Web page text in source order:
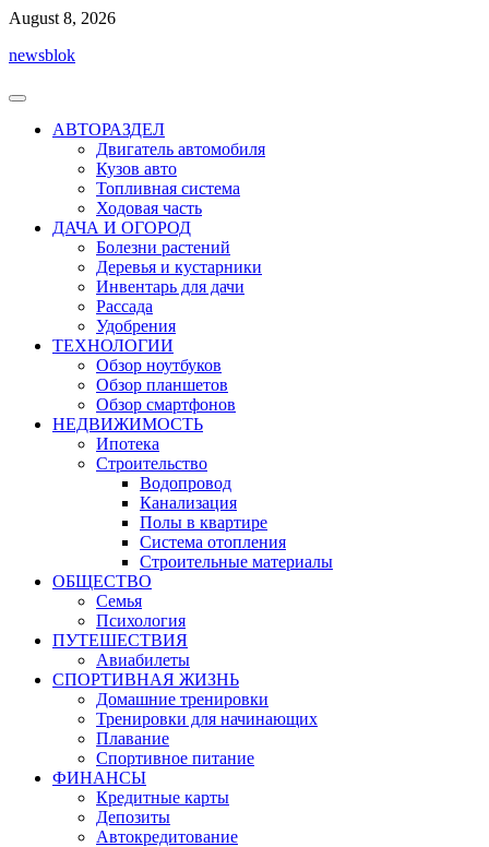
Перейти
содержимому
August 8, 2026
newsblok
АВТОРАЗДЕЛ
Двигатель автомобиля
Кузов авто
Топливная система
Ходовая часть
ДАЧА И ОГОРОД
Болезни растений
Деревья и кустарники
Инвентарь для дачи
Рассада
Удобрения
ТЕХНОЛОГИИ
Обзор ноутбуков
Обзор планшетов
Обзор смартфонов
НЕДВИЖИМОСТЬ
Ипотека
Строительство
Водопровод
Канализация
Полы в квартире
Система отопления
Строительные материалы
ОБЩЕСТВО
Семья
Психология
ПУТЕШЕСТВИЯ
Авиабилеты
СПОРТИВНАЯ ЖИЗНЬ
Домашние тренировки
Тренировки для начинающих
Плавание
Спортивное питание
ФИНАНСЫ
Кредитные карты
Депозиты
Автокредитование